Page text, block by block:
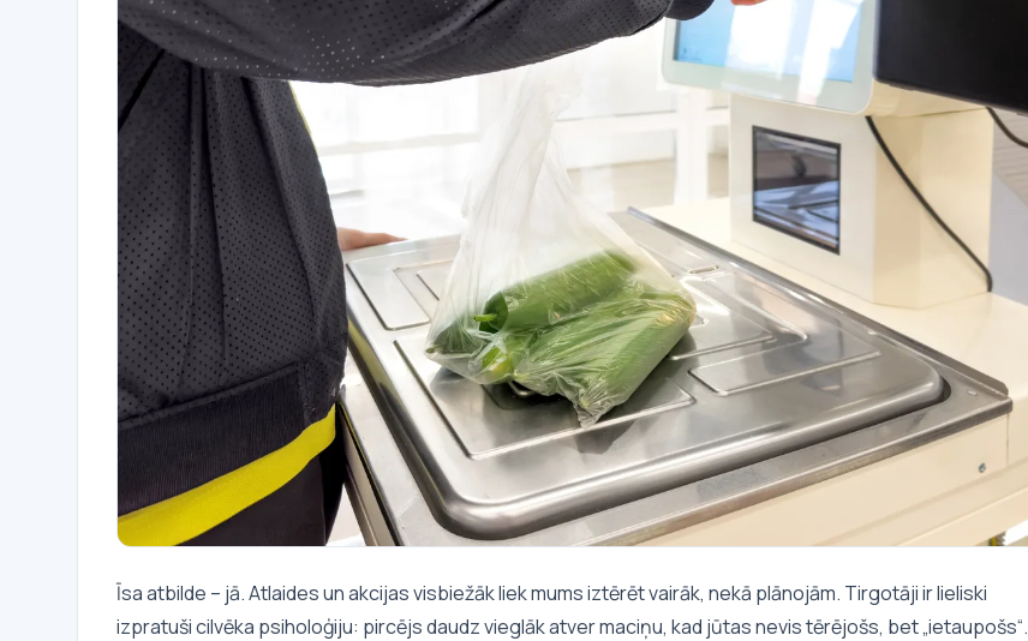
Īsa atbilde – jā. Atlaides un akcijas visbiežāk liek mums iztērēt vairāk, nekā plānojām. Tirgotāji ir lieliski
izpratuši cilvēka psiholoģiju: pircējs daudz vieglāk atver maciņu, kad jūtas nevis tērējošs, bet „ietaupošs“.